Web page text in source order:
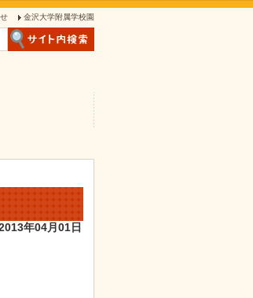
金沢大学附属学校園
年04月01日